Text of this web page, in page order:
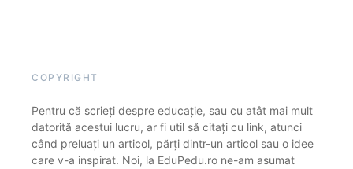
COPYRIGHT
Pentru că scrieți despre educație, sau cu atât mai mult
datorită acestui lucru, ar fi util să citați cu link, atunci
când preluați un articol, părți dintr-un articol sau o idee
care v-a inspirat. Noi, la EduPedu.ro ne-am asumat